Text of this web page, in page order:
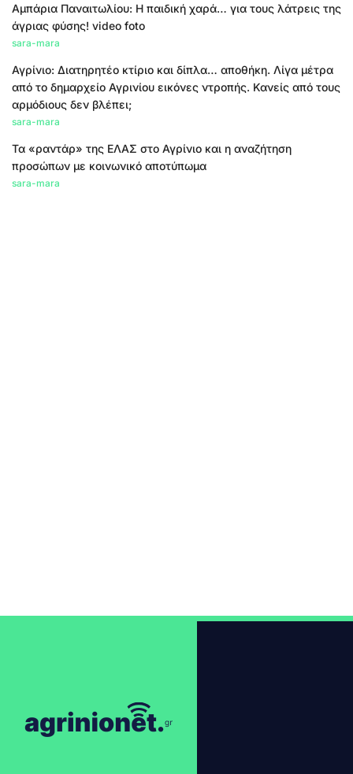
Αμπάρια Παναιτωλίου: Η παιδική χαρά… για τους λάτρεις της
άγριας φύσης! video foto
sara-mara
Αγρίνιο: Διατηρητέο κτίριο και δίπλα… αποθήκη. Λίγα μέτρα
από το δημαρχείο Αγρινίου εικόνες ντροπής. Κανείς από τους
αρμόδιους δεν βλέπει;
sara-mara
Τα «ραντάρ» της ΕΛΑΣ στο Αγρίνιο και η αναζήτηση
προσώπων με κοινωνικό αποτύπωμα
sara-mara